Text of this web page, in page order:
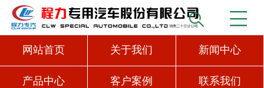
网站首页 关于我们 新闻中心
产品中心 客户案例 联系我们